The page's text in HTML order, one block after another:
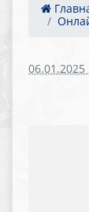
06.01.2025